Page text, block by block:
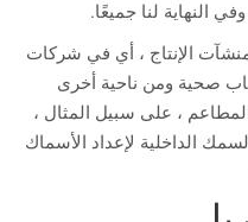
النهاية لنا جميعًا.
الإنتاج ، أي في شركات
صحية ومن ناحية أخرى
، على سبيل المثال ،
الداخلية لإعداد الأسماك